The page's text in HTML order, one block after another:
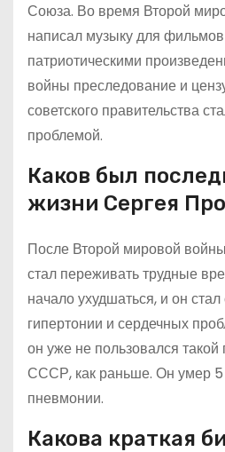
Союза. Во время Второй
написал музыку для
патриотическими
войны преследование и
советского правительства
проблемой.
Каков был
жизни Сергея
После Второй мировой
стал переживать трудные
начало ухудшаться, и он стал
гипертонии и сердечных
он уже не пользовался
СССР, как раньше. Он умер 5
пневмонии.
Какова краткая